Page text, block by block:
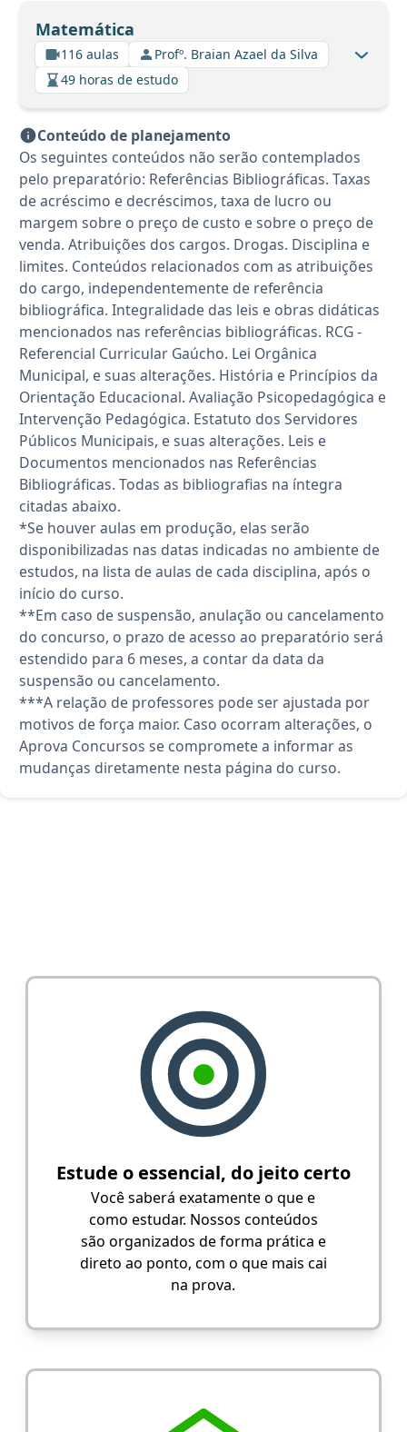
Matemática
116 aulas
Profº. Braian Azael da Silva
49 horas de estudo
Conteúdo de planejamento
Os seguintes conteúdos não serão contemplados
pelo preparatório: Referências Bibliográficas. Taxas
de acréscimo e decréscimos, taxa de lucro ou
margem sobre o preço de custo e sobre o preço de
venda. Atribuições dos cargos. Drogas. Disciplina e
limites. Conteúdos relacionados com as atribuições
do cargo, independentemente de referência
bibliográfica. Integralidade das leis e obras didáticas
mencionados nas referências bibliográficas. RCG -
Referencial Curricular Gaúcho. Lei Orgânica
Municipal, e suas alterações. História e Princípios da
Orientação Educacional. Avaliação Psicopedagógica e
Intervenção Pedagógica. Estatuto dos Servidores
Públicos Municipais, e suas alterações. Leis e
Documentos mencionados nas Referências
Bibliográficas. Todas as bibliografias na íntegra
citadas abaixo.
*Se houver aulas em produção, elas serão
disponibilizadas nas datas indicadas no ambiente de
estudos, na lista de aulas de cada disciplina, após o
início do curso.
**Em caso de suspensão, anulação ou cancelamento
do concurso, o prazo de acesso ao preparatório será
estendido para 6 meses, a contar da data da
suspensão ou cancelamento.
***A relação de professores pode ser ajustada por
motivos de força maior. Caso ocorram alterações, o
Aprova Concursos se compromete a informar as
mudanças diretamente nesta página do curso.
Estude o essencial, do jeito certo
Você saberá exatamente o que e
como estudar. Nossos conteúdos
são organizados de forma prática e
direto ao ponto, com o que mais cai
na prova.